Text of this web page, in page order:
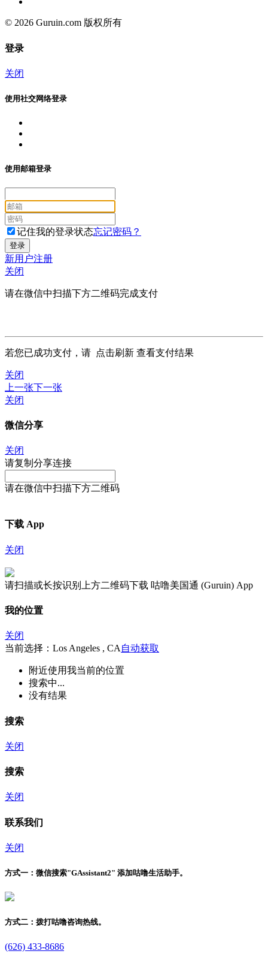
© 2026 Guruin.com 版权所有
登录
关闭
使用社交网络登录
使用邮箱登录
记住我的登录状态忘记密码？
新用户注册
关闭
请在微信中扫描下方二维码完成支付
若您已成功支付，请 点击刷新 查看支付结果
关闭
上一张下一张
关闭
微信分享
关闭
请复制分享连接
请在微信中扫描下方二维码
下载 App
关闭
请扫描或长按识别上方二维码下载 咕噜美国通 (Guruin) App
我的位置
关闭
当前选择：Los Angeles , CA 自动获取
附近使用我当前的位置
搜索中...
没有结果
搜索
关闭
搜索
关闭
联系我们
关闭
方式一： 微信搜索"GAssistant2" 添加咕噜生活助手。
方式二： 拨打咕噜咨询热线。
(626) 433-8686